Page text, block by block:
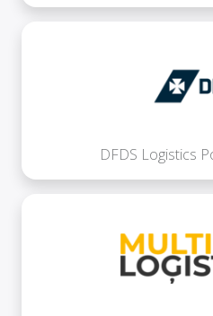
DFDS Logistics